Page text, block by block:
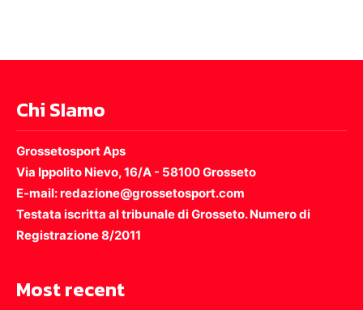
Chi SIamo
Grossetosport Aps
Via Ippolito Nievo, 16/A - 58100 Grosseto
E-mail: redazione@grossetosport.com
Testata iscritta al tribunale di Grosseto. Numero di
Registrazione 8/2011
Most recent